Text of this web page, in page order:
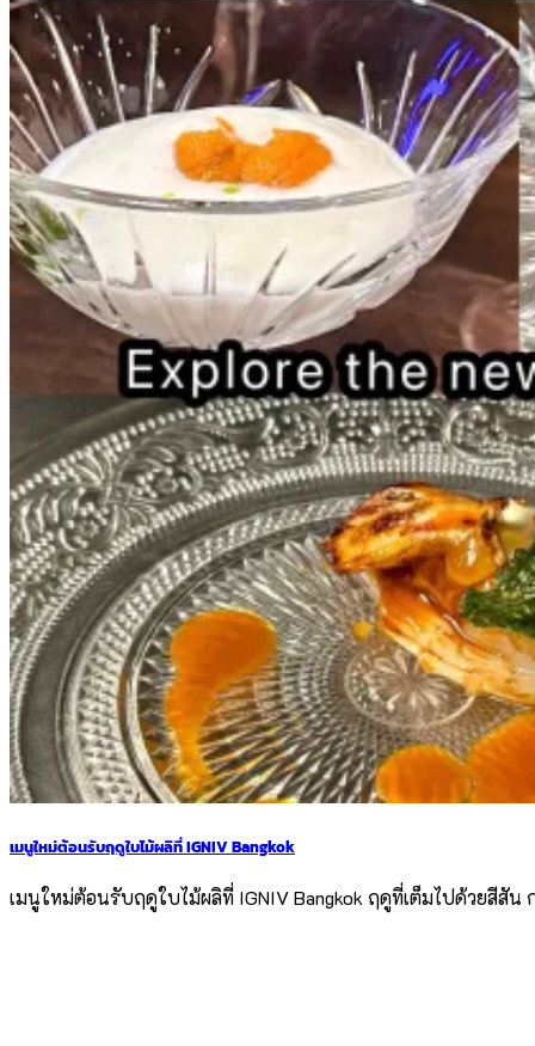
เมนูใหม่ต้อนรับฤดูใบไม้ผลิที่ IGNIV Bangkok
เมนูใหม่ต้อนรับฤดูใบไม้ผลิที่ IGNIV Bangkok ฤดูที่เต็มไปด้วยสีสัน